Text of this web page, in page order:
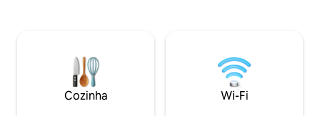
Cozinha Wi-Fi